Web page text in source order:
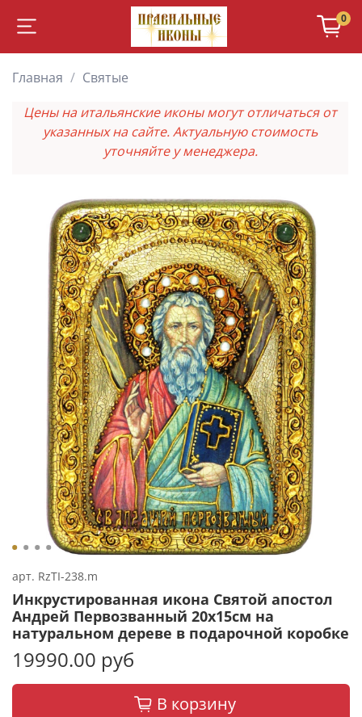
0
Главная
Святые
Цены на итальянские иконы могут отличаться от
указанных на сайте. Актуальную стоимость
уточняйте у менеджера.
арт. RzTI-238.m
Инкрустированная икона Святой апостол
Андрей Первозванный 20х15см на
натуральном дереве в подарочной коробке
19990.00 руб
В корзину